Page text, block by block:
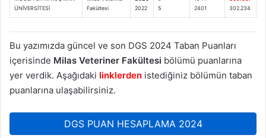
ÜNİVERSİTESİ
Fakültesi
2022
5
2401
302.234
Bu yazımızda güncel ve son DGS 2024 Taban Puanları
içerisinde Milas Veteriner Fakültesi bölümü puanlarına
yer verdik. Aşağıdaki linklerden istediğiniz bölümün taban
puanlarına ulaşabilirsiniz.
DGS PUAN HESAPLAMA 2024